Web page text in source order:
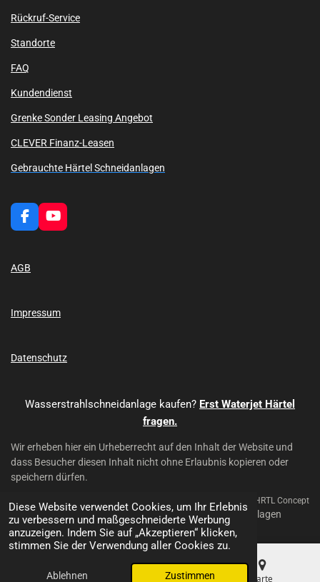
Diese Website verwendet Cookies, um Ihr Erlebnis
zu verbessern und maßgeschneiderte Werbung
anzuzeigen. Indem Sie auf „Akzeptieren“ klicken,
stimmen Sie der Verwendung aller Cookies zu.
Ablehnen Zustimmen
Rückruf-Service
Standorte
FAQ
Kundendienst
Grenke Sonder Leasing Angebot
CLEVER Finanz-Leasen
Gebrauchte Härtel Schneidanlagen
F
a
b
k
Y
o
AGB
Impressum
Datenschutz
Wasserstrahlschneidanlage kaufen? Erst Waterjet Härtel
fragen.
Wir erheben hier ein Urheberrecht auf den Inhalt der Website und
dass Besucher diesen Inhalt nicht ohne Erlaubnis kopieren oder
speichern dürfen.
Mit Unterstützung von HRTL Concept
© 2024 - 2026 Waterjet Härtel - Wasserstrahl-Schneidanlagen
E-Mail Telefon Karte